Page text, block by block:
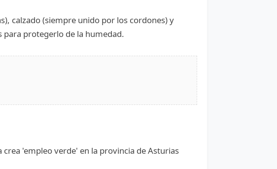
calzado (siempre unido por los cordones) y
para protegerlo de la humedad.
'empleo verde' en la provincia de Asturias